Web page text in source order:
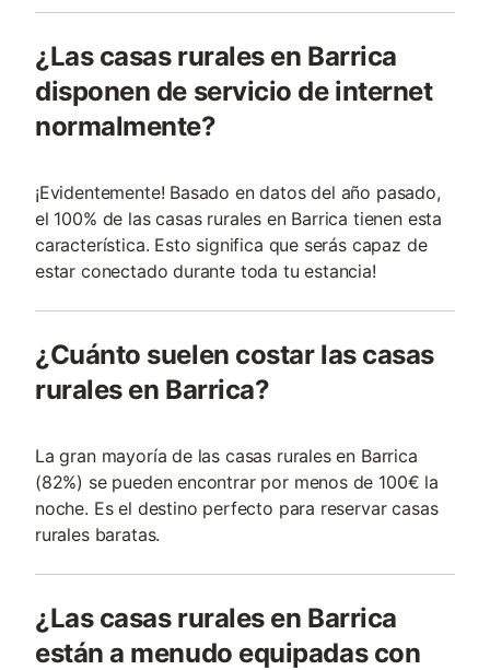
¿Las casas rurales en Barrica
disponen de servicio de internet
normalmente?
¡Evidentemente! Basado en datos del año pasado,
el 100% de las casas rurales en Barrica tienen esta
característica. Esto significa que serás capaz de
estar conectado durante toda tu estancia!
¿Cuánto suelen costar las casas
rurales en Barrica?
La gran mayoría de las casas rurales en Barrica
(82%) se pueden encontrar por menos de 100€ la
noche. Es el destino perfecto para reservar casas
rurales baratas.
¿Las casas rurales en Barrica
están a menudo equipadas con